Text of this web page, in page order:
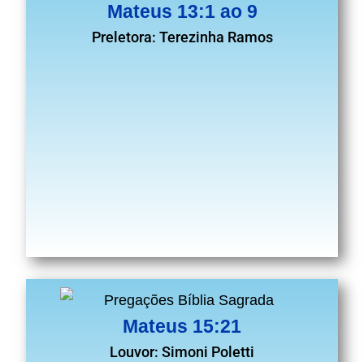
Mateus 13:1 ao 9
Preletora: Terezinha Ramos
Mateus 15:21
Louvor: Simoni Poletti